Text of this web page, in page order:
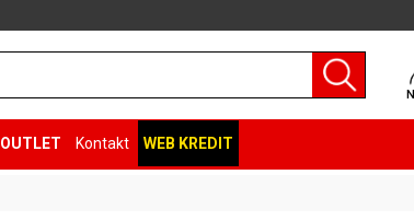
OUTLET Kontakt WEB KREDIT